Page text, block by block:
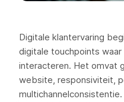
Digitale klantervaring
digitale touchpoints
interacteren. Het omvat
website, responsiviteit,